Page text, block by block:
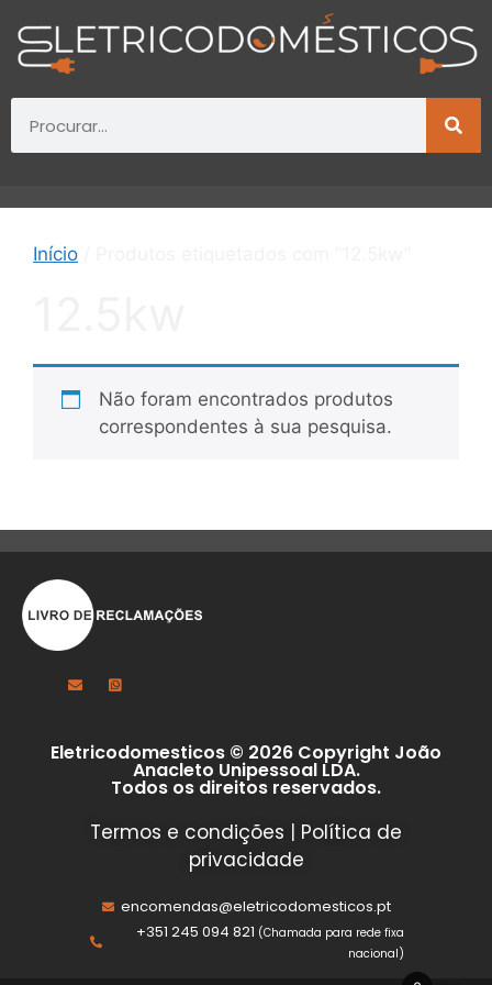
Início
Não foram encontrados produtos
correspondentes à sua pesquisa.
Eletricodomesticos © 2026 Copyright João
Anacleto Unipessoal LDA.
Todos os direitos reservados.
Termos e condições | Política de
privacidade
encomendas@eletricodomesticos.pt
+351 245 094 821 (Chamada para rede fixa
nacional)